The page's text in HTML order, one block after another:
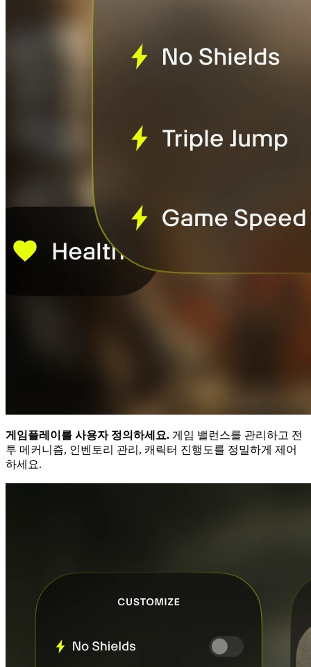
게임플레이를 사용자 정의하세요. 게임 밸런스를 관리하고 전
투 메커니즘, 인벤토리 관리, 캐릭터 진행도를 정밀하게 제어
하세요.